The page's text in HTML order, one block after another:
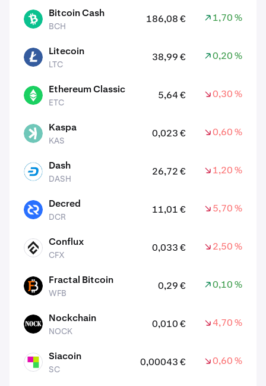
BCH Bitcoin Cash
BCH
186,08 € 1,70 %
LTC Litecoin
LTC
38,99 € 0,20 %
ETC Ethereum Classic
ETC
5,64 € 0,30 %
KAS Kaspa
KAS
0,023 € 0,60 %
DASH Dash
DASH
26,72 € 1,20 %
DCR Decred
DCR
11,01 € 5,70 %
CFX Conflux
CFX
0,033 € 2,50 %
WFB Fractal Bitcoin
WFB
0,29 € 0,10 %
NOCK Nockchain
NOCK
0,010 € 4,70 %
SC Siacoin
SC
0,00043 € 0,60 %